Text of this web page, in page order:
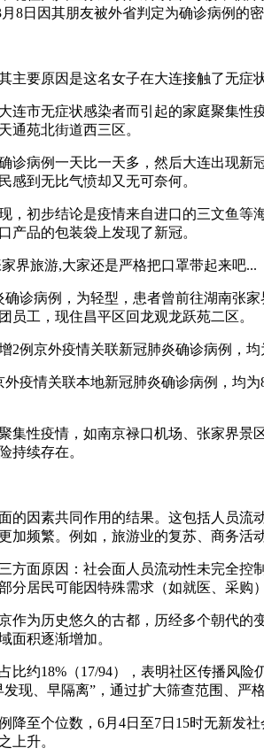
8日因其朋友被外省判定为确诊病例的
主要原因是这名女子在大连接触了无症
连市无症状感染者而引起的家庭聚集
通苑北街道西三区。
诊病例一天比一天多，然后大连出现
感到无比气愤却又无可奈何。
，初步结论是疫情来自进口的三文鱼
产品的包装袋上发现了新冠。
界旅游,大家还是严格把口罩带起来吧...
诊病例，为轻型，患者曾前往湖南张
员工，现住昌平区回龙观龙跃苑二区。
2例京外疫情关联新冠肺炎确诊病例，均
外疫情关联本地新冠肺炎确诊病例，均
集性疫情，如南京禄口机场、张家界
持续存在。
的因素共同作用的结果。这包括人员
加频繁。例如，旅游业的复苏、商务活
方面原因：社会面人员流动性未完全
分居民可能因特殊需求（如就医、采购
作为历史悠久的古都，历经多个朝代
面积逐渐增加。
比约18%（17/94），表明社区传播风
现、早隔离”，通过扩大筛查范围、严
降至个位数，6月4日至7日15时无新发
上升。